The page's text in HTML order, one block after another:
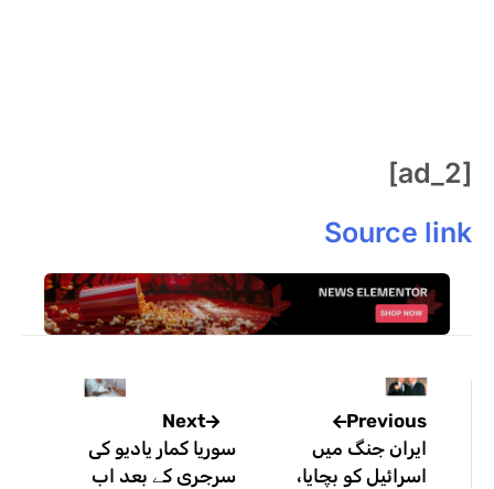
[ad_2]
Source link
Previous
ایران جنگ میں
اسرائیل کو بچایا،
Next
سوریا کمار یادیو کی
سرجری کے بعد اب